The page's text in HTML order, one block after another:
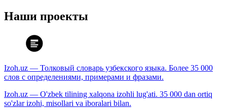
Наши проекты
Izoh.uz — Толковый словарь узбекского языка. Более 35 000
слов с определениями, примерами и фразами.
Izoh.uz — O'zbek tilining xalqona izohli lug'ati. 35 000 dan ortiq
so'zlar izohi, misollari va iboralari bilan.